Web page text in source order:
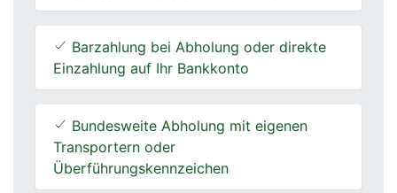
Barzahlung bei Abholung oder direkte
Einzahlung auf Ihr Bankkonto
Bundesweite Abholung mit eigenen
Transportern oder
Überführungskennzeichen